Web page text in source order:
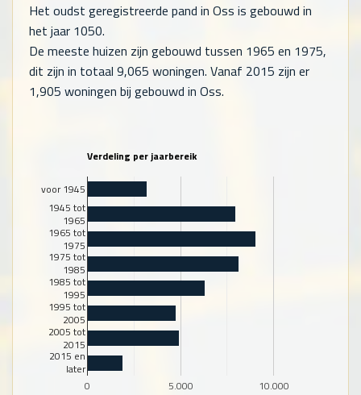
Het oudst geregistreerde pand in Oss is gebouwd in
het jaar 1050.
De meeste huizen zijn gebouwd tussen 1965 en 1975,
dit zijn in totaal 9,065 woningen. Vanaf 2015 zijn er
1,905 woningen bij gebouwd in Oss.
Verdeling per jaarbereik
0 5.000 10.000
voor 1945
1945 tot
1965
1965 tot
1975
1975 tot
1985
1985 tot
1995
1995 tot
2005
2005 tot
2015
2015 en
later